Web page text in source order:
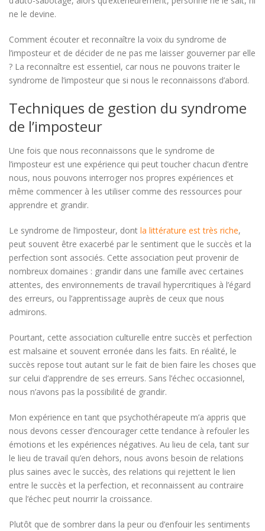
ne le devine.
Comment écouter et reconnaître la voix du syndrome de
l’imposteur et de décider de ne pas me laisser gouverner par elle
? La reconnaître est essentiel, car nous ne pouvons traiter le
syndrome de l’imposteur que si nous le reconnaissons d’abord.
Techniques de gestion du syndrome
de l’imposteur
Une fois que nous reconnaissons que le syndrome de
l’imposteur est une expérience qui peut toucher chacun d’entre
nous, nous pouvons interroger nos propres expériences et
même commencer à les utiliser comme des ressources pour
apprendre et grandir.
Le syndrome de l’imposteur, dont la littérature est très riche,
peut souvent être exacerbé par le sentiment que le succès et la
perfection sont associés. Cette association peut provenir de
nombreux domaines : grandir dans une famille avec certaines
attentes, des environnements de travail hypercritiques à l’égard
des erreurs, ou l’apprentissage auprès de ceux que nous
admirons.
Pourtant, cette association culturelle entre succès et perfection
est malsaine et souvent erronée dans les faits. En réalité, le
succès repose tout autant sur le fait de bien faire les choses que
sur celui d’apprendre de ses erreurs. Sans l’échec occasionnel,
nous n’avons pas la possibilité de grandir.
Mon expérience en tant que psychothérapeute m’a appris que
nous devons cesser d’encourager cette tendance à refouler les
émotions et les expériences négatives. Au lieu de cela, tant sur
le lieu de travail qu’en dehors, nous avons besoin de relations
plus saines avec le succès, des relations qui rejettent le lien
entre le succès et la perfection, et reconnaissent au contraire
que l’échec peut nourrir la croissance.
Plutôt que de sombrer dans la peur ou d’enfouir les sentiments